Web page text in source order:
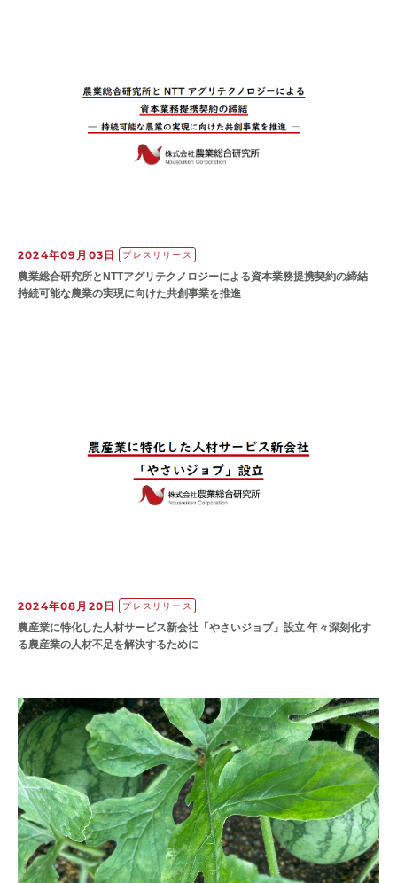
2024年09月03日 プレスリリース
農業総合研究所とNTTアグリテクノロジーによる資本業務提携契約の締結
持続可能な農業の実現に向けた共創事業を推進
2024年08月20日 プレスリリース
農産業に特化した人材サービス新会社「やさいジョブ」設立 年々深刻化す
る農産業の人材不足を解決するために